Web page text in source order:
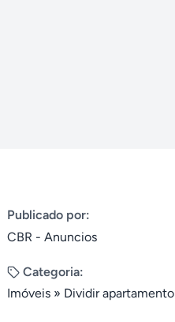
Publicado por:
CBR - Anuncios
Categoria:
Imóveis » Dividir